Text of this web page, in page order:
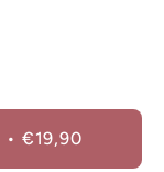
€19,90